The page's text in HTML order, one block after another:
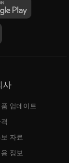
회사
업데이트
자료
정보